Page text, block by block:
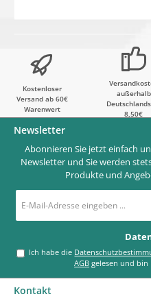
Kostenloser
Versand ab 60€
Warenwert
außerhalb
8,50€
Newsletter
Abonnieren Sie jetzt einfach
Newsletter und Sie werden
Produkte und
Mail-
*
Ich habe die
AGB gelesen und
Kontakt